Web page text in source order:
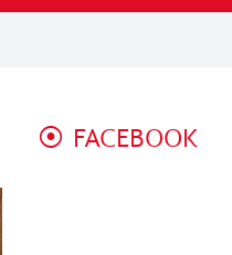
FACEBOOK